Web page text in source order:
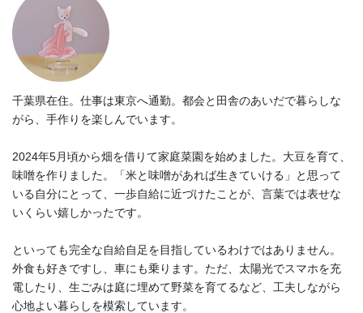
千葉県在住。仕事は東京へ通勤。都会と田舎のあいだで暮らしな
がら、手作りを楽しんでいます。
2024年5月頃から畑を借りて家庭菜園を始めました。大豆を育て、
味噌を作りました。「米と味噌があれば生きていける」と思って
いる自分にとって、一歩自給に近づけたことが、言葉では表せな
いくらい嬉しかったです。
といっても完全な自給自足を目指しているわけではありません。
外食も好きですし、車にも乗ります。ただ、太陽光でスマホを充
電したり、生ごみは庭に埋めて野菜を育てるなど、工夫しながら
心地よい暮らしを模索しています。